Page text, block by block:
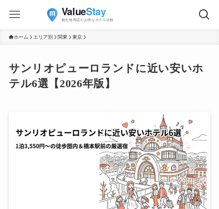
ホーム エリア別 関東 東京
サンリオピューロランドに近い安いホ
テル6選【2026年版】